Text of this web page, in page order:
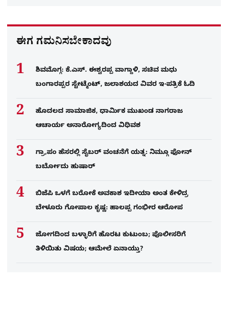
ಈಗ ಗಮನಿಸಬೇಕಾದವು
ಶಿವಮೊಗ್ಗ: ಕೆ.ಎಸ್. ಈಶ್ವರಪ್ಪ ವಾಗ್ದಾಳಿ, ಸಚಿವ ಮಧು
ಬಂಗಾರಪ್ಪರ ಸ್ಟೇಟ್ಮೆಂಟ್, ಜಲಾಶಯದ ವಿವರ ಇ-ಪತ್ರಿಕೆ ಓದಿ
ಹೊದಲದ ಸಾಮಾಜಿಕ, ಧಾರ್ಮಿಕ ಮುಖಂಡ ನಾಗರಾಜ
ಆಚಾರ್ಯ ಅನಾರೋಗ್ಯದಿಂದ ವಿಧಿವಶ
ಗ್ರಾ,ಪಂ ಹೆಸರಲ್ಲಿ ಸೈಬ‌ರ್ ವಂಚನೆಗೆ ಯತ್ನ: ನಿಮ್ಗೂ ಫೋನ್​
ಬರ್ಬೋದು ಹುಷಾರ್​​
ಬಿಜೆಪಿ ಒಳಗೆ ಬರೋಕೆ ಅವಕಾಶ ಇದೀಯಾ ಅಂತ ಕೇಳಿದ್ರ
ಬೇಳೂರು ಗೋಪಾಲ ಕೃಷ್ಣ: ಹಾಲಪ್ಪ ಗಂಭೀರ ಆರೋಪ
ಜೋಗದಿಂದ ಬಳ್ಳಾರಿಗೆ ಹೊರಟ ಕುಟುಂಬ; ಪೊಲೀಸರಿಗೆ
ತಿಳಿಯಿತು ವಿಷಯ; ಆಮೇಲೆ ಏನಾಯ್ತು?